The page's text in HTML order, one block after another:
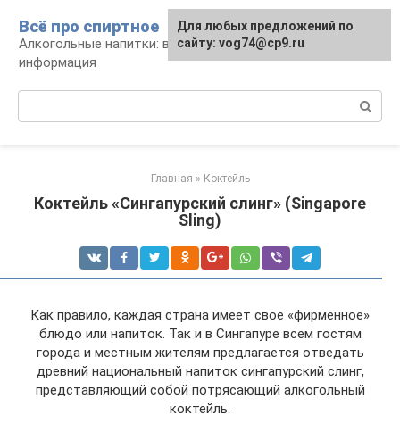
контенту
Всё про спиртное
Алкогольные напитки: виды, рецепты,
информация
Главная » Коктейль
Коктейль «Сингапурский слинг» (Singapore
Sling)
Как правило, каждая страна имеет свое «фирменное»
блюдо или напиток. Так и в Сингапуре всем гостям
города и местным жителям предлагается отведать
древний национальный напиток сингапурский слинг,
представляющий собой потрясающий алкогольный
коктейль.
Для любых предложений по
сайту: vog74@cp9.ru